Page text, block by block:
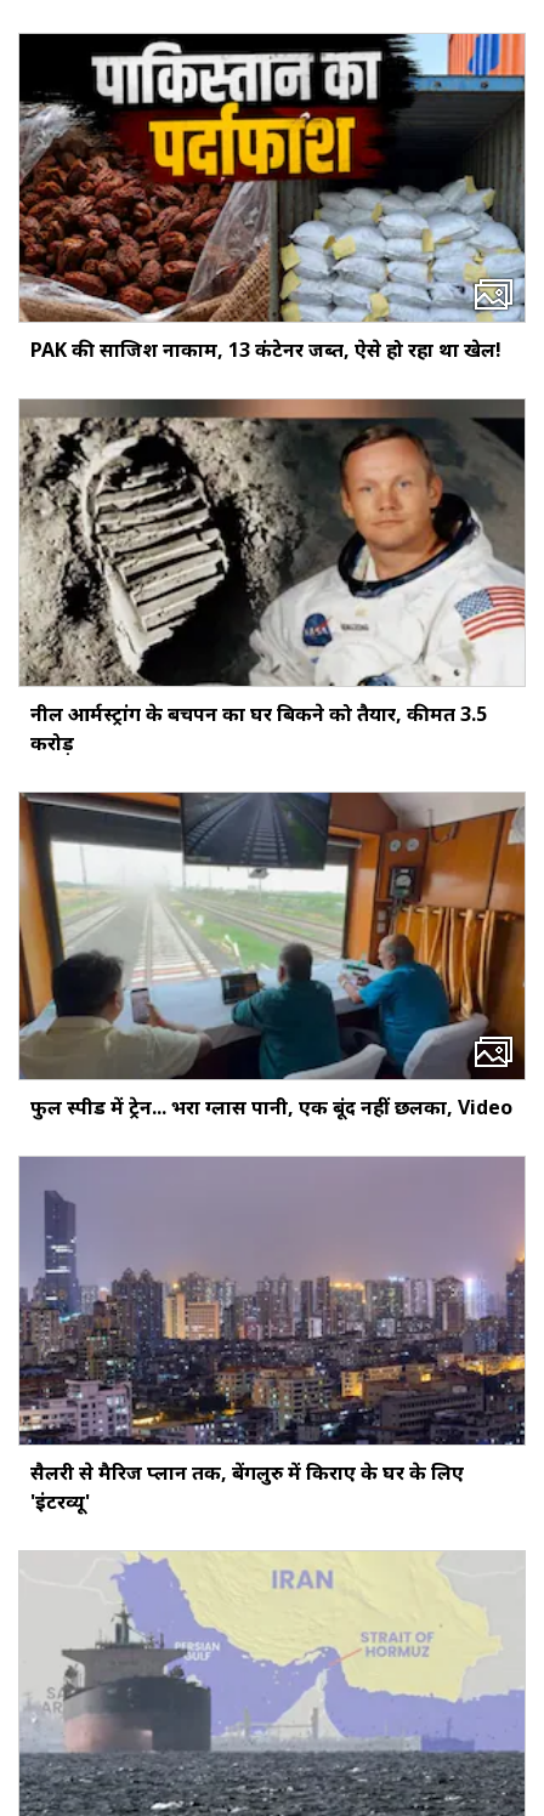
PAK की साजिश नाकाम, 13 कंटेनर जब्त, ऐसे हो रहा था खेल!
नील आर्मस्ट्रांग के बचपन का घर बिकने को तैयार, कीमत 3.5
करोड़
फुल स्पीड में ट्रेन... भरा ग्लास पानी, एक बूंद नहीं छलका, Video
सैलरी से मैरिज प्लान तक, बेंगलुरु में किराए के घर के लिए
'इंटरव्यू'